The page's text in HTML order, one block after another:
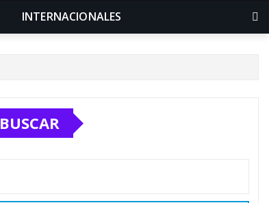
INTERNACIONALES
BUSCAR